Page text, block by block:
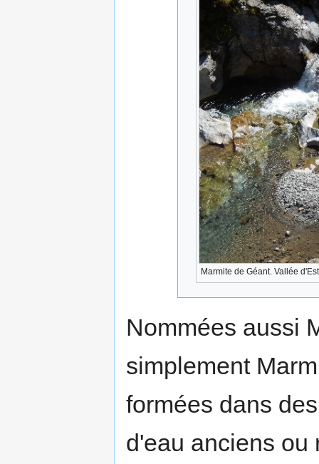
Marmite de Géant. Vallée
Nommées aussi
simplement
formées dans
d'eau anciens ou